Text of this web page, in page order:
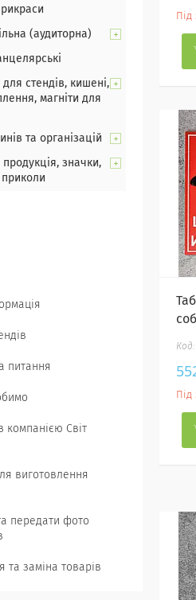
(аудиторна)
стендів, кишені,
магніти для
та організацій
продукція, значки,
питання
компанією Світ
виготовлення
передати фото
та заміна товарів